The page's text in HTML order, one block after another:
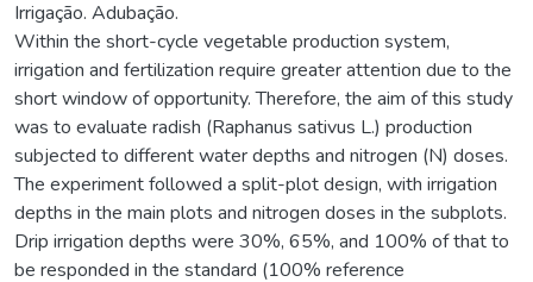
Irrigação. Adubação.
Within the short-cycle vegetable production system,
irrigation and fertilization require greater attention due to the
short window of opportunity. Therefore, the aim of this study
was to evaluate radish (Raphanus sativus L.) production
subjected to different water depths and nitrogen (N) doses.
The experiment followed a split-plot design, with irrigation
depths in the main plots and nitrogen doses in the subplots.
Drip irrigation depths were 30%, 65%, and 100% of that to
be responded in the standard (100% reference